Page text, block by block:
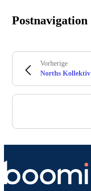
Postnavigation
Vorherige
Norths Kollektiv